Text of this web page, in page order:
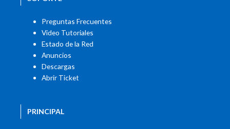
Preguntas Frecuentes
Video Tutoriales
Estado de la Red
Anuncios
Descargas
Abrir Ticket
PRINCIPAL